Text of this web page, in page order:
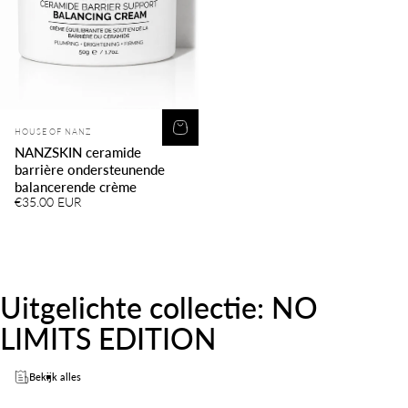
Leverancier:
HOUSE OF NANZ
NANZSKIN ceramide
barrière ondersteunende
balancerende crème
€35.00 EUR
Uitgelichte collectie: NO
LIMITS EDITION
Bekijk alles